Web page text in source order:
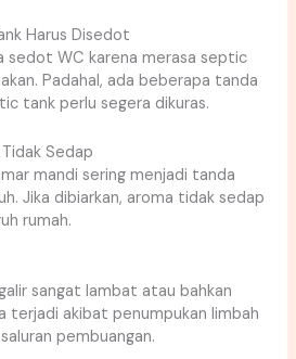
Harus Disedot
sedot WC karena merasa septic
Padahal, ada beberapa tanda
tank perlu segera dikuras.
Sedap
mandi sering menjadi tanda
Jika dibiarkan, aroma tidak sedap
rumah.
sangat lambat atau bahkan
terjadi akibat penumpukan limbah
pembuangan.